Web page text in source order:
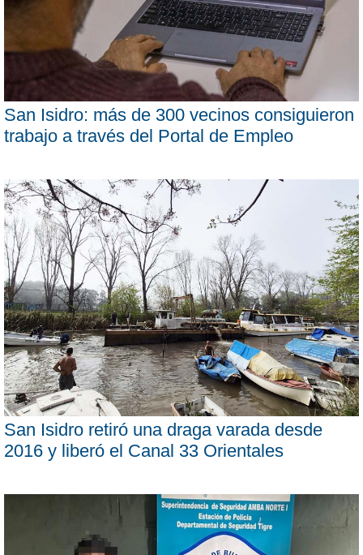
San Isidro: más de 300 vecinos consiguieron
trabajo a través del Portal de Empleo
San Isidro retiró una draga varada desde
2016 y liberó el Canal 33 Orientales